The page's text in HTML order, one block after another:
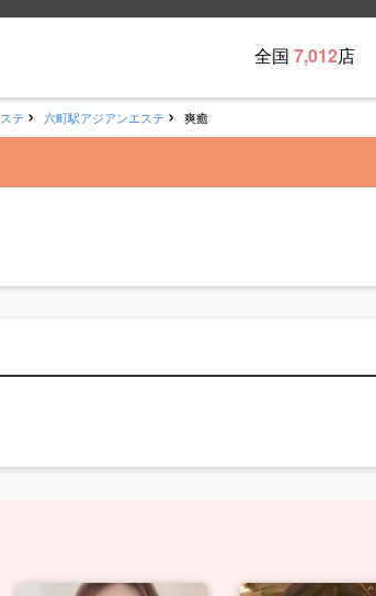
全国 7,012店
テ 六町駅アジアンエステ 爽癒